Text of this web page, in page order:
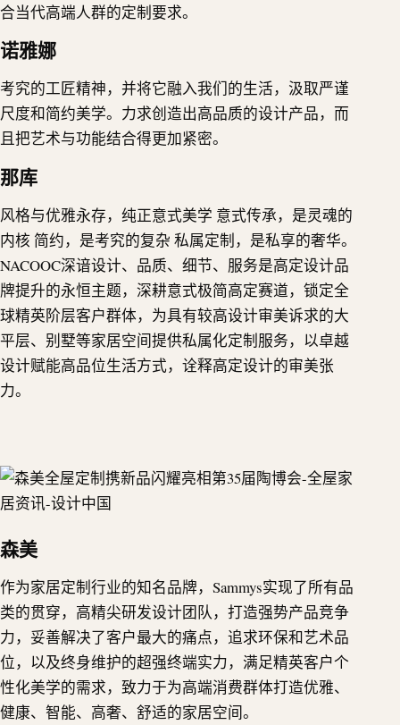
合当代高端人群的定制要求。
诺雅娜
考究的工匠精神，并将它融入我们的生活，汲取严谨
尺度和简约美学。力求创造出高品质的设计产品，而
且把艺术与功能结合得更加紧密。
那库
风格与优雅永存，纯正意式美学 意式传承，是灵魂的
内核 简约，是考究的复杂 私属定制，是私享的奢华。
NACOOC深谙设计、品质、细节、服务是高定设计品
牌提升的永恒主题，深耕意式极简高定赛道，锁定全
球精英阶层客户群体，为具有较高设计审美诉求的大
平层、别墅等家居空间提供私属化定制服务，以卓越
设计赋能高品位生活方式，诠释高定设计的审美张
力。
森美
作为家居定制行业的知名品牌，Sammys实现了所有品
类的贯穿，高精尖研发设计团队，打造强势产品竞争
力，妥善解决了客户最大的痛点，追求环保和艺术品
位，以及终身维护的超强终端实力，满足精英客户个
性化美学的需求，致力于为高端消费群体打造优雅、
健康、智能、高奢、舒适的家居空间。